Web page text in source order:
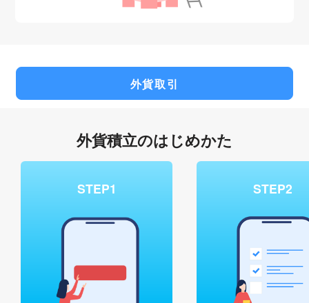
外貨取引
外貨積立のはじめかた
STEP1 STEP2